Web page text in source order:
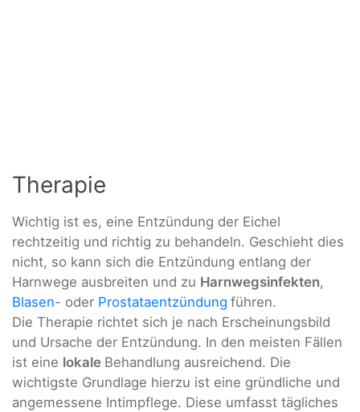
Therapie
Wichtig ist es, eine Entzündung der Eichel
rechtzeitig und richtig zu behandeln. Geschieht dies
nicht, so kann sich die Entzündung entlang der
Harnwege ausbreiten und zu Harnwegsinfekten,
Blasen- oder Prostataentzündung führen.
Die Therapie richtet sich je nach Erscheinungsbild
und Ursache der Entzündung. In den meisten Fällen
ist eine lokale Behandlung ausreichend. Die
wichtigste Grundlage hierzu ist eine gründliche und
angemessene Intimpflege. Diese umfasst tägliches